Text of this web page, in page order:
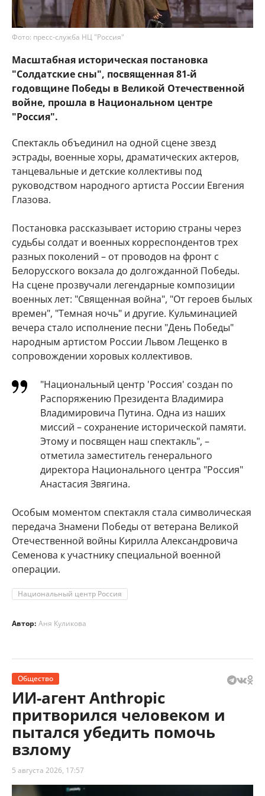
Фото: пресс-служба НЦ "Россия"
Масштабная историческая постановка
"Солдатские сны", посвященная 81-й
годовщине Победы в Великой Отечественной
войне, прошла в Национальном центре
"Россия".
Спектакль объединил на одной сцене звезд
эстрады, военные хоры, драматических актеров,
танцевальные и детские коллективы под
руководством народного артиста России Евгения
Глазова.
Постановка рассказывает историю страны через
судьбы солдат и военных корреспондентов трех
разных поколений – от проводов на фронт с
Белорусского вокзала до долгожданной Победы.
На сцене прозвучали легендарные композиции
военных лет: "Священная война", "От героев былых
времен", "Темная ночь" и другие. Кульминацией
вечера стало исполнение песни "День Победы"
народным артистом России Львом Лещенко в
сопровождении хоровых коллективов.
"Национальный центр 'Россия' создан по
Распоряжению Президента Владимира
Владимировича Путина. Одна из наших
миссий – сохранение исторической памяти.
Этому и посвящен наш спектакль", –
отметила заместитель генерального
директора Национального центра "Россия"
Анастасия Звягина.
Особым моментом спектакля стала символическая
передача Знамени Победы от ветерана Великой
Отечественной войны Кирилла Александровича
Семенова к участнику специальной военной
операции.
Национальный центр Россия
Автор: Аня Куликова
Общество
ИИ-агент Anthropic
притворился человеком и
пытался убедить помочь
взлому
5 августа 2026, 17:57